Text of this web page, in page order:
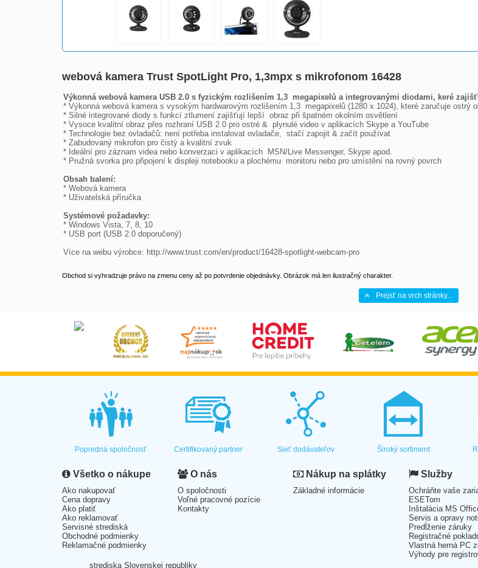
webová kamera Trust SpotLight Pro, 1,3mpx s mikrofonom 16428
Výkonná webová kamera USB 2.0 s fyzickým rozlišením 1,3  megapixelů a integrovanými diodami, keré
* Výkonná webová kamera s vysokým hardwarovým rozlišením 1,3  megapixelů (1280 x 1024), které zaručuje ostrý
* Silné integrované diody s funkcí ztlumení zajišťují lepší  obraz při špatném okolním osvětlení
* Vysoce kvalitní obraz přes rozhraní USB 2.0 pro ostré &  plynulé video v aplikacích Skype a YouTube
* Technologie bez ovladačů: není potřeba instalovat ovladače,  stačí zapojit & začít používat
* Zabudovaný mikrofon pro čistý a kvalitní zvuk
* Ideální pro záznam videa nebo konverzaci v aplikacích  MSN/Live Messenger, Skype apod.
* Pružná svorka pro připojení k displeji notebooku a plochému  monitoru nebo pro umístění na rovný povrch
Obsah balení:
* Webová kamera
* Uživatelská příručka
Systémové požadavky:
* Windows Vista, 7, 8, 10
* USB port (USB 2.0 doporučený)
Více na webu výrobce: http://www.trust.com/en/product/16428-spotlight-webcam-pro
Obchod si vyhradzuje právo na zmenu ceny až po potvrdenie objednávky. Obrázok má len ilustračný charakter.
Prejsť na vrch stránky...
Popredná spoločnosť Certifikovaný partner Sieť dodávateľov Široký sortiment
Všetko o nákupe
Ako nakupovať
Cena dopravy
Ako platiť
Ako reklamovať
Servisné strediská
Obchodné podmienky
Reklamačné podmienky
O nás
O spoločnosti
Voľné pracovné pozície
Kontakty
Nákup na splátky
Základné informácie
Služby
Ochráňte vaše
ESETom
Inštalácia MS
Servis a opravy
Predĺženie záruky
Registračné
Vlastná herná PC
Výhody pre
strediska Slovenskej republiky